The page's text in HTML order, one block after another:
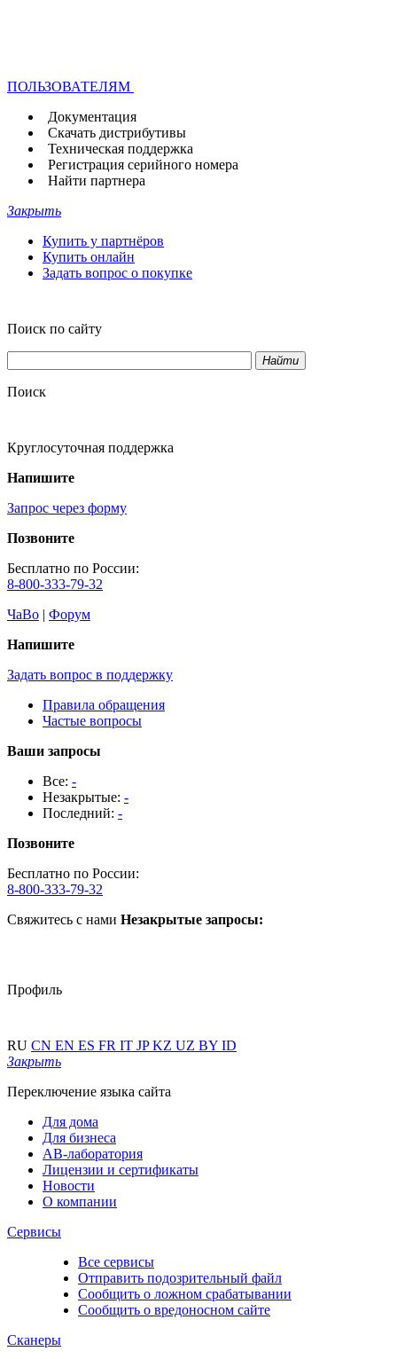
ПОЛЬЗОВАТЕЛЯМ
Документация
Скачать дистрибутивы
Техническая поддержка
Регистрация серийного номера
Найти партнера
Закрыть
Купить у партнёров
Купить онлайн
Задать вопрос о покупке
Поиск по сайту
Найти
Поиск
Круглосуточная поддержка
Напишите
Запрос через форму
Позвоните
Бесплатно по России:
8-800-333-79-32
ЧаВо | Форум
Напишите
Задать вопрос в поддержку
Правила обращения
Частые вопросы
Ваши запросы
Все: -
Незакрытые: -
Последний: -
Позвоните
Бесплатно по России:
8-800-333-79-32
Свяжитесь с нами Незакрытые запросы:
Профиль
RU CN EN ES FR IT JPKZ UZ BY ID
Закрыть
Переключение языка сайта
Для дома
Для бизнеса
АВ-лаборатория
Лицензии и сертификаты
Новости
О компании
Сервисы
Все сервисы
Отправить подозрительный файл
Сообщить о ложном срабатывании
Сообщить о вредоносном сайте
Сканеры